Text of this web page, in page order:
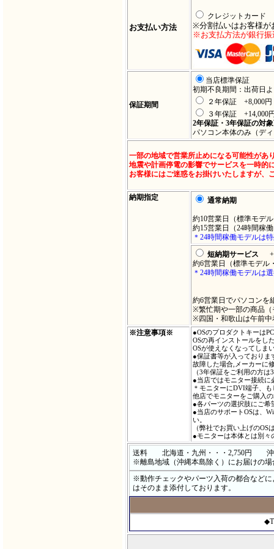
お支払い方法
クレジットカード
※分割払いはお客様が
※お支払方法が銀行振
保証期間
当店標準保証
初期不良期間：出荷日
２年保証 +8,000円
３年保証 +14,000
2年保証・3年保証の対
パソコン本体のみ（デ
一部の地域で営業所止めになる可能性があ
地震や計画停電の影響でサービスを一時的
お客様にはご迷惑をお掛けいたしますが、
納期指定 通常納期
約10営業日（標準モデ
約15営業日（24時間稼
＊24時間稼働モデルは
短納期サービス
約6営業日（標準モデル
＊24時間稼働モデルは
約6営業日でパソコンを
※繁忙期や一部の商品（
※四国・和歌山は午前中
※注意事項※
●OSのプロダクトキーは
OSの再インストールをし
OSが使えなくなってしま
●保証書等が入っておりま
故障した場合,メーカーに
（3年保証をご利用の方は
●当店ではモニター接続に
＊モニターにDVI端子、
他店でモニターをご購入
●各パーツの選択肢にご希
●当店のサポートOSは、
い。
（弊社でお買い上げのOS
●モニターは本体とは別々
送料 北海道・九州・・・2,750円 沖
※離島地域（沖縄本島除く）にお届けの
※動作チェックやパーツ入荷の都合など
はそのまま添付しております。